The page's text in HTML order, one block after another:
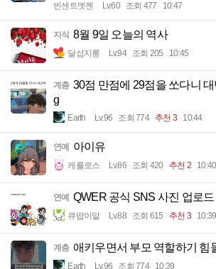
빈센트멧젠 Lv.60 조회 477 10:47
지식 8월 9일 오늘의 역사
달섭지롱 Lv.94 조회 205 10:45
계층 30점 만점에 29점을 쏘다니
g
Earth Lv.96 조회 774 추천 3 10:44
연예 아이유
케를로스 Lv.86 조회 420 추천 2 10:40
연예 QWER 공식 SNS 사진 업로
큐땁이알 Lv.88 조회 615 추천 3 10:39
계층 애키우면서 부모 역할하기 힘
Earth Lv.96 조회 774 10:39